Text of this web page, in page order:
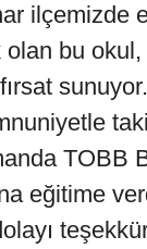
ilçemizde
olan bu
sunuyor.
TOBB
eğitime